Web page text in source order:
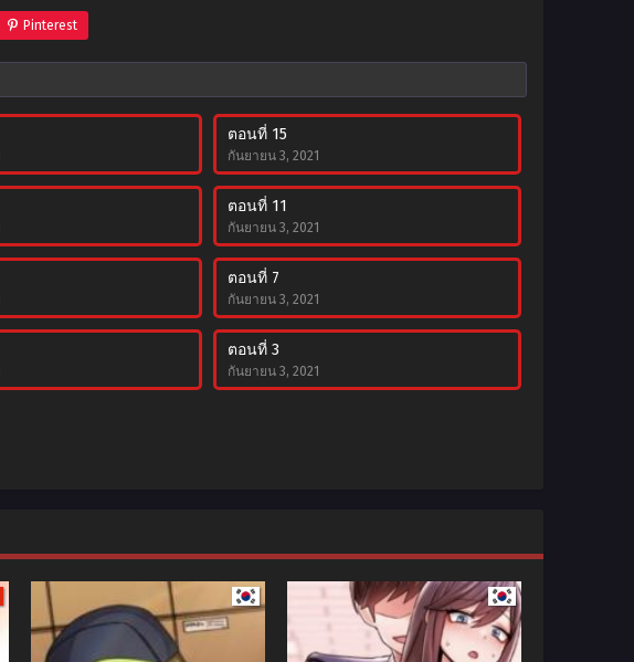
Pinterest
ตอนที่ 15
กันยายน 3, 2021
ตอนที่ 11
กันยายน 3, 2021
ตอนที่ 7
กันยายน 3, 2021
ตอนที่ 3
กันยายน 3, 2021